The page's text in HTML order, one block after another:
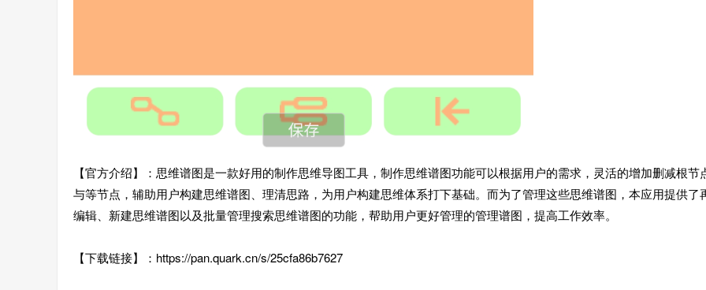
【官方介绍】：思维谱图是一款好用的制作思维导图工具，制作思维谱图功能可以根据用户的需求，灵活的增加删减根节
与等节点，辅助用户构建思维谱图、理清思路，为用户构建思维体系打下基础。而为了管理这些思维谱图，本应用提供了
编辑、新建思维谱图以及批量管理搜索思维谱图的功能，帮助用户更好管理的管理谱图，提高工作效率。
【下载链接】：https://pan.quark.cn/s/25cfa86b7627